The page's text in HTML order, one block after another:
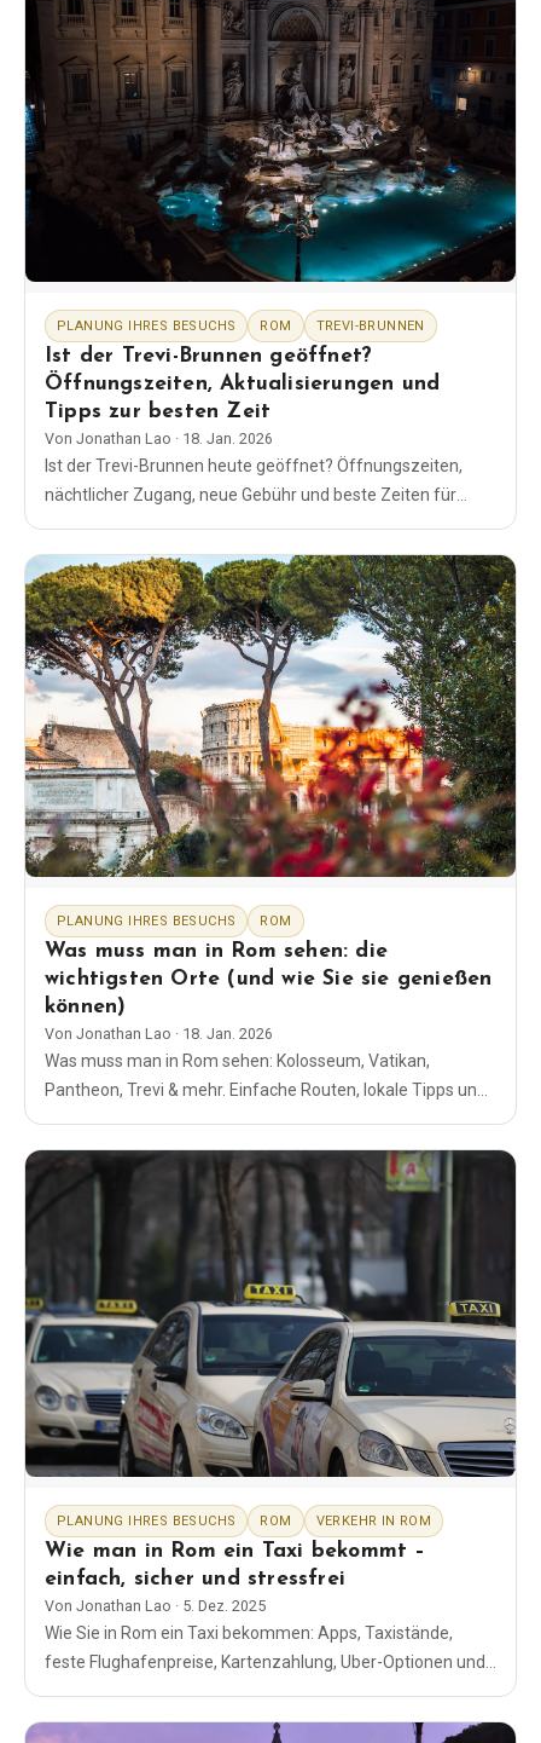
PLANUNG IHRES BESUCHS ROM TREVI-BRUNNEN
Ist der Trevi-Brunnen geöffnet?
Öffnungszeiten, Aktualisierungen und
Tipps zur besten Zeit
Von Jonathan Lao · 18. Jan. 2026
Ist der Trevi-Brunnen heute geöffnet? Öffnungszeiten,
nächtlicher Zugang, neue Gebühr und beste Zeiten für
einen Besuch in Rom sowie Regeln für den Münzwurf und
Schließungen.
PLANUNG IHRES BESUCHS ROM
Was muss man in Rom sehen: die
wichtigsten Orte (und wie Sie sie genießen
können)
Von Jonathan Lao · 18. Jan. 2026
Was muss man in Rom sehen: Kolosseum, Vatikan,
Pantheon, Trevi & mehr. Einfache Routen, lokale Tipps und
zwei vertrauenswürdige Links für Tickets und
Öffnungszeiten.
PLANUNG IHRES BESUCHS ROM VERKEHR IN ROM
Wie man in Rom ein Taxi bekommt –
einfach, sicher und stressfrei
Von Jonathan Lao · 5. Dez. 2025
Wie Sie in Rom ein Taxi bekommen: Apps, Taxistände,
feste Flughafenpreise, Kartenzahlung, Uber-Optionen und
Sicherheitstipps, denen Sie vertrauen können.